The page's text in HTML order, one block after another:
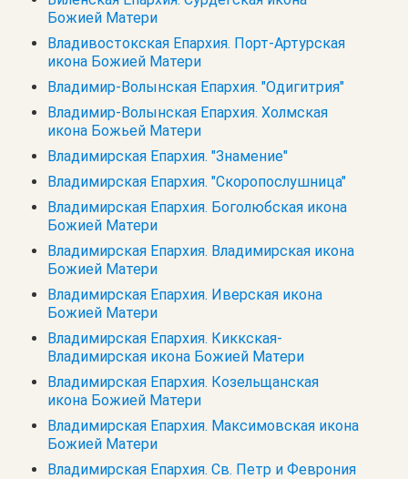
Божией Матери
Владивостокская Епархия. Порт-Артурская
икона Божией Матери
Владимир-Волынская Епархия. "Одигитрия"
Владимир-Волынская Епархия. Холмская
икона Божьей Матери
Владимирская Епархия. "Знамение"
Владимирская Епархия. "Скоропослушница"
Владимирская Епархия. Боголюбская икона
Божией Матери
Владимирская Епархия. Владимирская икона
Божией Матери
Владимирская Епархия. Иверская икона
Божией Матери
Владимирская Епархия. Киккская-
Владимирская икона Божией Матери
Владимирская Епархия. Козельщанская
икона Божией Матери
Владимирская Епархия. Максимовская икона
Божией Матери
Владимирская Епархия. Св. Петр и Феврония